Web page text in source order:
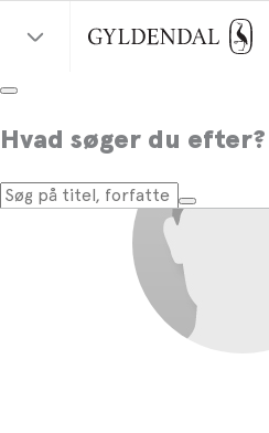
Hvad søger du efter?